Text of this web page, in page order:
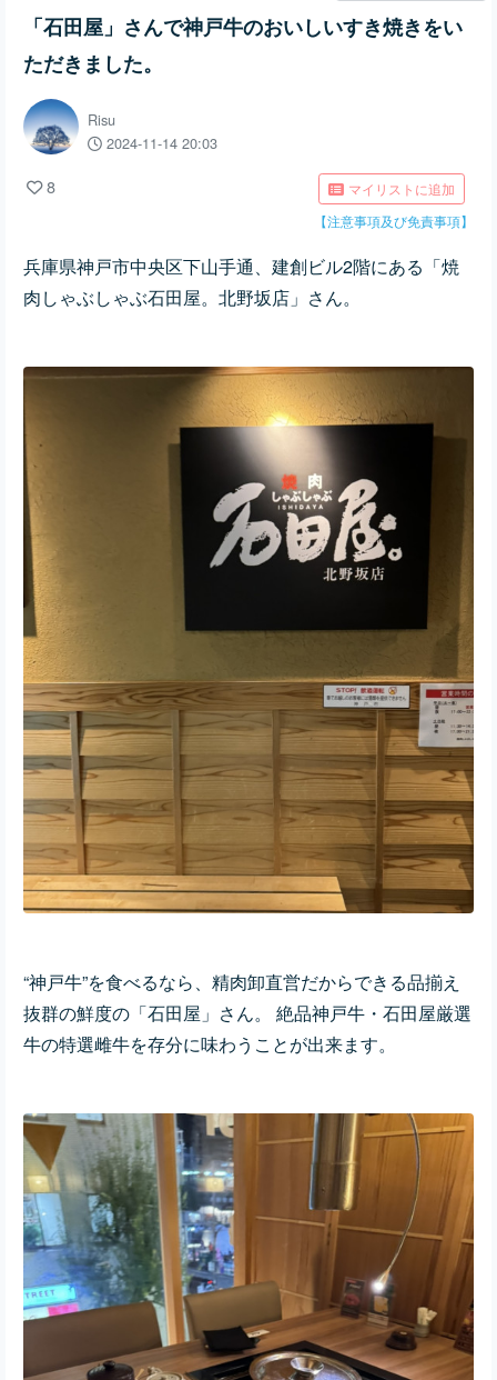
「石田屋」さんで神戸牛のおいしいすき焼きをい
ただきました。
Risu
2024-11-14 20:03
8
マイリストに追加
【注意事項及び免責事項】
兵庫県神戸市中央区下山手通、建創ビル2階にある「焼
肉しゃぶしゃぶ石田屋。北野坂店」さん。
“神戸牛”を食べるなら、精肉卸直営だからできる品揃え
抜群の鮮度の「石田屋」さん。 絶品神戸牛・石田屋厳選
牛の特選雌牛を存分に味わうことが出来ます。